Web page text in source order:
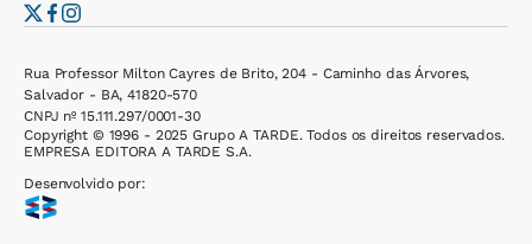
Rua Professor Milton Cayres de Brito, 204 - Caminho das Árvores,
Salvador - BA, 41820-570
CNPJ nº 15.111.297/0001-30
Copyright © 1996 - 2025 Grupo A TARDE. Todos os direitos reservados.
EMPRESA EDITORA A TARDE S.A.
Desenvolvido por: